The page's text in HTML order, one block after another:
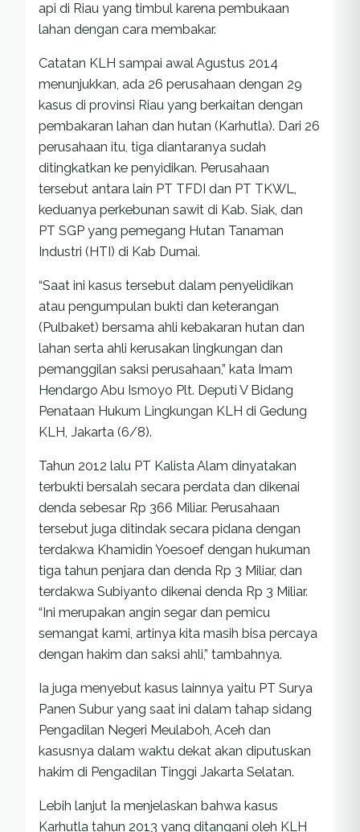
api di Riau yang timbul karena pembukaan
lahan dengan cara membakar.
Catatan KLH sampai awal Agustus 2014
menunjukkan, ada 26 perusahaan dengan 29
kasus di provinsi Riau yang berkaitan dengan
pembakaran lahan dan hutan (Karhutla). Dari 26
perusahaan itu, tiga diantaranya sudah
ditingkatkan ke penyidikan. Perusahaan
tersebut antara lain PT TFDI dan PT TKWL,
keduanya perkebunan sawit di Kab. Siak, dan
PT SGP yang pemegang Hutan Tanaman
Industri (HTI) di Kab Dumai.
“Saat ini kasus tersebut dalam penyelidikan
atau pengumpulan bukti dan keterangan
(Pulbaket) bersama ahli kebakaran hutan dan
lahan serta ahli kerusakan lingkungan dan
pemanggilan saksi perusahaan,” kata Imam
Hendargo Abu Ismoyo Plt. Deputi V Bidang
Penataan Hukum Lingkungan KLH di Gedung
KLH, Jakarta (6/8).
Tahun 2012 lalu PT Kalista Alam dinyatakan
terbukti bersalah secara perdata dan dikenai
denda sebesar Rp 366 Miliar. Perusahaan
tersebut juga ditindak secara pidana dengan
terdakwa Khamidin Yoesoef dengan hukuman
tiga tahun penjara dan denda Rp 3 Miliar, dan
terdakwa Subiyanto dikenai denda Rp 3 Miliar.
“Ini merupakan angin segar dan pemicu
semangat kami, artinya kita masih bisa percaya
dengan hakim dan saksi ahli,” tambahnya.
Ia juga menyebut kasus lainnya yaitu PT Surya
Panen Subur yang saat ini dalam tahap sidang
Pengadilan Negeri Meulaboh, Aceh dan
kasusnya dalam waktu dekat akan diputuskan
hakim di Pengadilan Tinggi Jakarta Selatan.
Lebih lanjut Ia menjelaskan bahwa kasus
Karhutla tahun 2013 yang ditangani oleh KLH